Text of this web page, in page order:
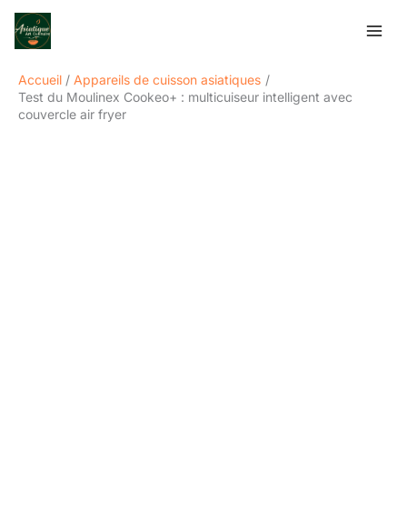
Aller
Accueil
Appareils de cuisson asiatiques
Test du Moulinex Cookeo+ : multicuiseur intelligent avec
couvercle air fryer
Rechercher